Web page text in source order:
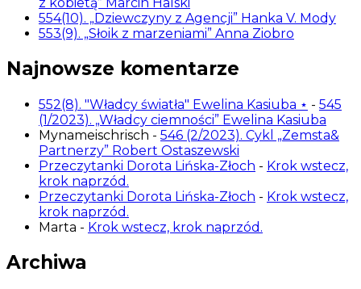
554(10). „Dziewczyny z Agencji” Hanka V. Mody
553(9). „Słoik z marzeniami” Anna Ziobro
Najnowsze komentarze
552(8). "Władcy światła" Ewelina Kasiuba ⋆ - 545
(1/2023). „Władcy ciemności” Ewelina Kasiuba
Mynameischrisch - 546 (2/2023). Cykl „Zemsta&
Partnerzy” Robert Ostaszewski
Przeczytanki Dorota Lińska-Złoch - Krok wstecz,
krok naprzód.
Przeczytanki Dorota Lińska-Złoch - Krok wstecz,
krok naprzód.
Marta - Krok wstecz, krok naprzód.
Archiwa